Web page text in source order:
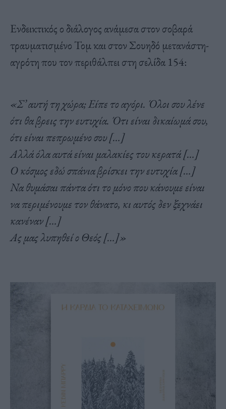
Ενδεικτικός ο διάλογος ανάμεσα στον σοβαρά
τραυματισμένο Τομ και στον Σουηδό μετανάστη-
αγρότη που τον περιθάλπει στη σελίδα 154:
«Σ’ αυτή τη χώρα; Είπε το αγόρι. Όλοι σου λένε
ότι θα βρεις την ευτυχία. Ότι είναι δικαίωμά σου,
ότι είναι πεπρωμένο σου […]
Αλλά όλα αυτά είναι μαλακίες του κερατά […]
Ο κόσμος εδώ σπάνια βρίσκει την ευτυχία […]
Να θυμάσαι πάντα ότι το μόνο που κάνουμε είναι
να περιμένουμε τον θάνατο, κι αυτός δεν ξεχνάει
κανέναν […]
Ας μας λυπηθεί ο Θεός […]»